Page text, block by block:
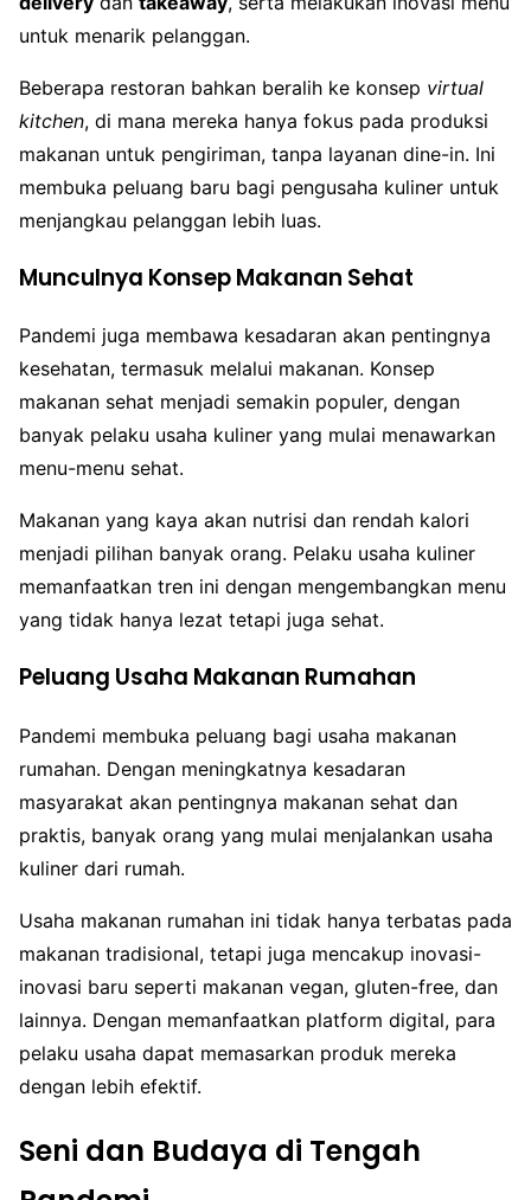
untuk menarik pelanggan.
Beberapa restoran bahkan beralih ke konsep virtual
kitchen, di mana mereka hanya fokus pada produksi
makanan untuk pengiriman, tanpa layanan dine-in. Ini
membuka peluang baru bagi pengusaha kuliner untuk
menjangkau pelanggan lebih luas.
Munculnya Konsep Makanan Sehat
Pandemi juga membawa kesadaran akan pentingnya
kesehatan, termasuk melalui makanan. Konsep
makanan sehat menjadi semakin populer, dengan
banyak pelaku usaha kuliner yang mulai menawarkan
menu-menu sehat.
Makanan yang kaya akan nutrisi dan rendah kalori
menjadi pilihan banyak orang. Pelaku usaha kuliner
memanfaatkan tren ini dengan mengembangkan menu
yang tidak hanya lezat tetapi juga sehat.
Peluang Usaha Makanan Rumahan
Pandemi membuka peluang bagi usaha makanan
rumahan. Dengan meningkatnya kesadaran
masyarakat akan pentingnya makanan sehat dan
praktis, banyak orang yang mulai menjalankan usaha
kuliner dari rumah.
Usaha makanan rumahan ini tidak hanya terbatas pada
makanan tradisional, tetapi juga mencakup inovasi-
inovasi baru seperti makanan vegan, gluten-free, dan
lainnya. Dengan memanfaatkan platform digital, para
pelaku usaha dapat memasarkan produk mereka
dengan lebih efektif.
Seni dan Budaya di Tengah